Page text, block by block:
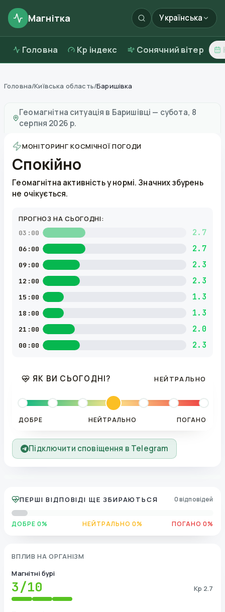
Магнітка Українська
Головна Kp індекс Сонячний вітер
Головна/Київська область/Баришівка
Геомагнітна ситуація в Баришівці — субота, 8
серпня 2026 р.
МОНІТОРИНГ КОСМІЧНОЇ ПОГОДИ
Спокійно
Геомагнітна активність у нормі. Значних збурень
не очікується.
ПРОГНОЗ НА СЬОГОДНІ:
03:00 2.7
06:00 2.7
09:00 2.3
12:00 2.3
15:00 1.3
18:00 1.3
21:00 2.0
00:00 2.3
ЯК ВИ СЬОГОДНІ? НЕЙТРАЛЬНО
ДОБРЕ НЕЙТРАЛЬНО ПОГАНО
Підключити сповіщення в Telegram
ПЕРШІ ВІДПОВІДІ ЩЕ ЗБИРАЮТЬСЯ 0 відповідей
ДОБРЕ 0% НЕЙТРАЛЬНО 0% ПОГАНО 0%
ВПЛИВ НА ОРГАНІЗМ
Магнітні бурі
3/10 Kp 2.7